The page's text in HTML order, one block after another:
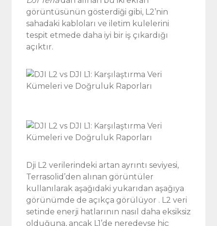
görüntüsünün gösterdiği gibi, L2’nin
sahadaki kabloları ve iletim kulelerini
tespit etmede daha iyi bir iş çıkardığı
açıktır.
Dji L2 verilerindeki artan ayrıntı seviyesi,
Terrasolid’den alınan görüntüler
kullanılarak aşağıdaki yukarıdan aşağıya
görünümde de açıkça görülüyor . L2 veri
setinde enerji hatlarının nasıl daha eksiksiz
olduğuna, ancak L1’de neredeyse hiç